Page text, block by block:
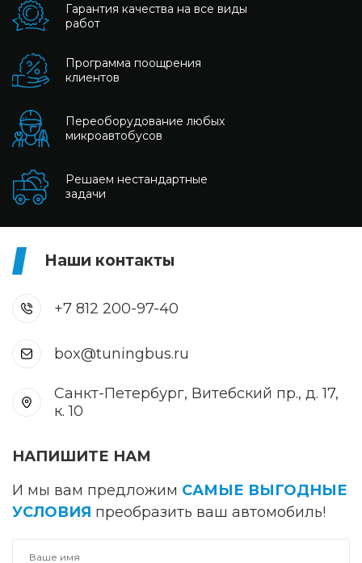
Гарантия качества на все виды
работ
Программа поощрения
клиентов
Переоборудование любых
микроавтобусов
Решаем нестандартные
задачи
Наши контакты
+7 812 200-97-40
box@tuningbus.ru
Санкт-Петербург, Витебский пр., д. 17,
к. 10
НАПИШИТЕ НАМ
И мы вам предложим САМЫЕ ВЫГОДНЫЕ
УСЛОВИЯ преобразить ваш автомобиль!